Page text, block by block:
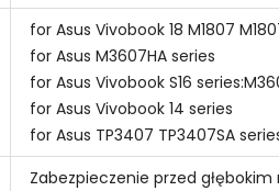
for Asus Vivobook 18 M1807
for Asus M3607HA series
for Asus Vivobook S16
for Asus Vivobook 14 series
for Asus TP3407 TP3407SA
Zabezpieczenie przed